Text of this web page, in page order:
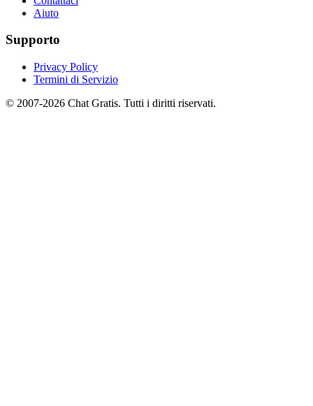
Aiuto
Supporto
Privacy Policy
Termini di Servizio
© 2007-2026 Chat Gratis. Tutti i diritti riservati.